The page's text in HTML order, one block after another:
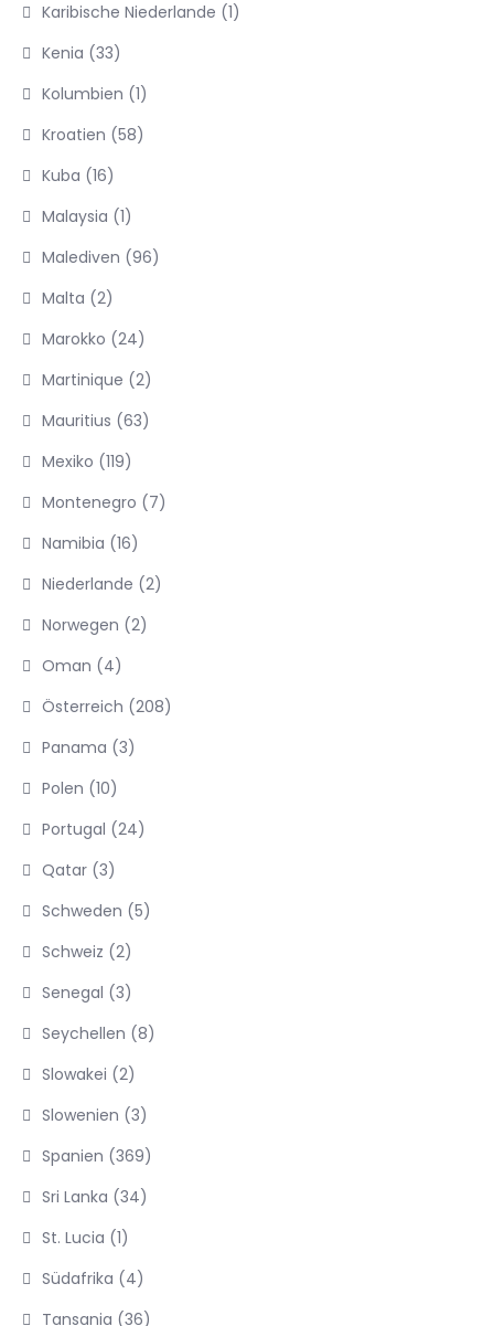
Karibische Niederlande (1)
Kenia (33)
Kolumbien (1)
Kroatien (58)
Kuba (16)
Malaysia (1)
Malediven (96)
Malta (2)
Marokko (24)
Martinique (2)
Mauritius (63)
Mexiko (119)
Montenegro (7)
Namibia (16)
Niederlande (2)
Norwegen (2)
Oman (4)
Österreich (208)
Panama (3)
Polen (10)
Portugal (24)
Qatar (3)
Schweden (5)
Schweiz (2)
Senegal (3)
Seychellen (8)
Slowakei (2)
Slowenien (3)
Spanien (369)
Sri Lanka (34)
St. Lucia (1)
Südafrika (4)
Tansania (36)